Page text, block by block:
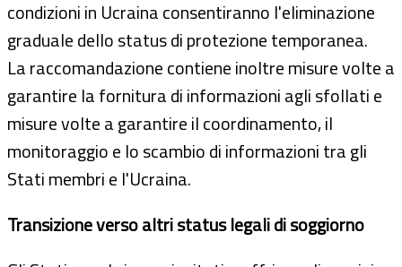
condizioni in Ucraina consentiranno l'eliminazione
graduale dello status di protezione temporanea.
La raccomandazione contiene inoltre misure volte a
garantire la fornitura di informazioni agli sfollati e
misure volte a garantire il coordinamento, il
monitoraggio e lo scambio di informazioni tra gli
Stati membri e l'Ucraina.
Transizione verso altri status legali di soggiorno